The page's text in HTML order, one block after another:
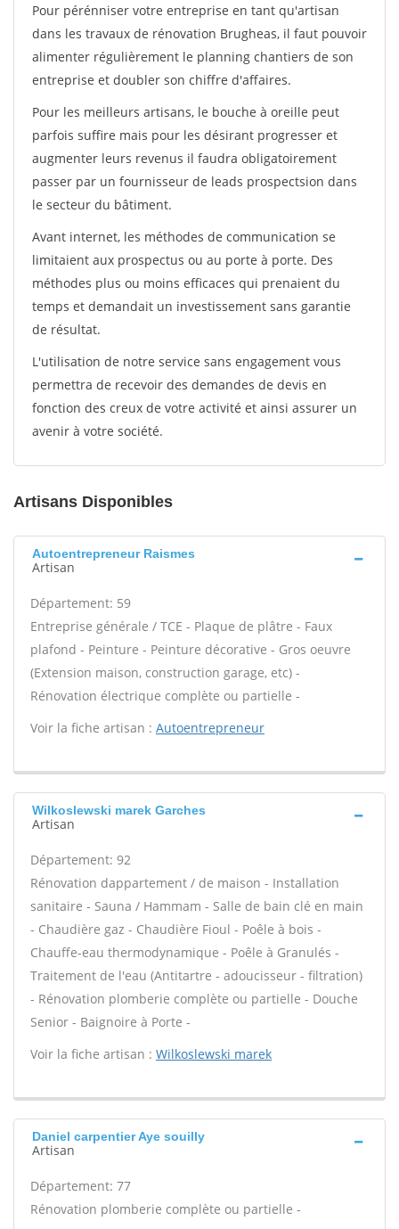
Pour pérénniser votre entreprise en tant qu'artisan
dans les travaux de rénovation Brugheas, il faut pouvoir
alimenter régulièrement le planning chantiers de son
entreprise et doubler son chiffre d'affaires.
Pour les meilleurs artisans, le bouche à oreille peut
parfois suffire mais pour les désirant progresser et
augmenter leurs revenus il faudra obligatoirement
passer par un fournisseur de leads prospectsion dans
le secteur du bâtiment.
Avant internet, les méthodes de communication se
limitaient aux prospectus ou au porte à porte. Des
méthodes plus ou moins efficaces qui prenaient du
temps et demandait un investissement sans garantie
de résultat.
L'utilisation de notre service sans engagement vous
permettra de recevoir des demandes de devis en
fonction des creux de votre activité et ainsi assurer un
avenir à votre société.
Artisans Disponibles
Autoentrepreneur Raismes
Artisan
Département: 59
Entreprise générale / TCE - Plaque de plâtre - Faux
plafond - Peinture - Peinture décorative - Gros oeuvre
(Extension maison, construction garage, etc) -
Rénovation électrique complète ou partielle -
Voir la fiche artisan : Autoentrepreneur
Wilkoslewski marek Garches
Artisan
Département: 92
Rénovation dappartement / de maison - Installation
sanitaire - Sauna / Hammam - Salle de bain clé en main
- Chaudière gaz - Chaudière Fioul - Poêle à bois -
Chauffe-eau thermodynamique - Poêle à Granulés -
Traitement de l'eau (Antitartre - adoucisseur - filtration)
- Rénovation plomberie complète ou partielle - Douche
Senior - Baignoire à Porte -
Voir la fiche artisan : Wilkoslewski marek
Daniel carpentier Aye souilly
Artisan
Département: 77
Rénovation plomberie complète ou partielle -